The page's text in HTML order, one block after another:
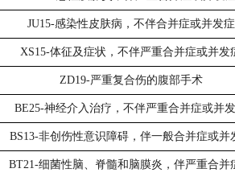
JU15-感染性皮肤病，不伴合并症或并发症
XS15-体征及症状，不伴严重合并症或并发
ZD19-严重复合伤的腹部手术
BE25-神经介入治疗，不伴严重合并症或并
BS13-非创伤性意识障碍，伴一般合并症或并
BT21-细菌性脑、脊髓和脑膜炎，伴严重合并